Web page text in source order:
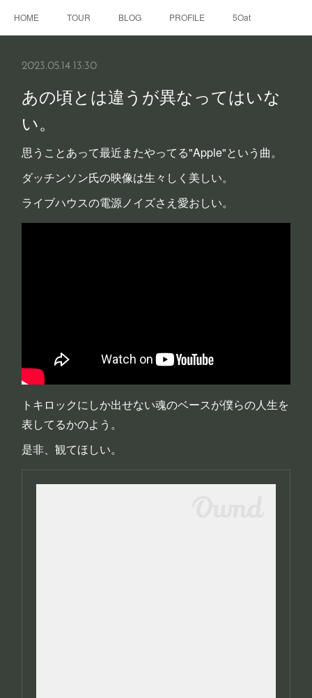
HOME TOUR BLOG PROFILE 5Oat
2023.05.14 13:30
あの頃とは違うが異なってはいな
い。
思うことあって最近またやってる"Apple"という曲。
ダッチンソン氏の映像は生々しく美しい。
ライブハウスの電源ノイズさえ愛おしい。
トキロックにしか出せない魂のベースが僕らの人生を
表してるかのよう。
是非、観てほしい。